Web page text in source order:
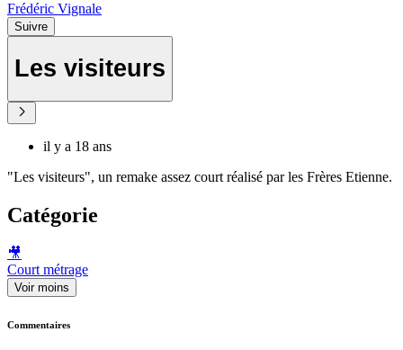
Frédéric Vignale
Suivre
Les visiteurs
il y a 18 ans
"Les visiteurs", un remake assez court réalisé par les Frères Etienne.
Catégorie
🎥
Court métrage
Voir moins
Commentaires